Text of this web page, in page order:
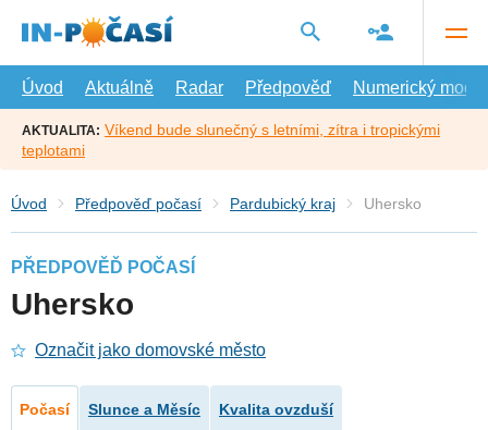
hlavní
Úvod
Aktuálně Radar Předpověď Numerický model
AKTUALITA: Víkend bude slunečný s letními, zítra i tropickými
teplotami
Úvod Předpověď počasí Pardubický kraj Uhersko
PŘEDPOVĚĎ POČASÍ
Uhersko
Označit jako domovské město
Počasí Slunce a Měsíc Kvalita ovzduší